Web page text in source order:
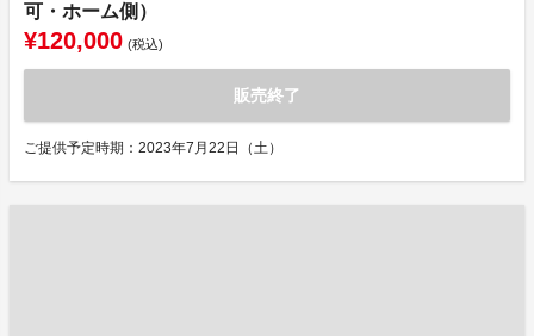
可・ホーム側）
¥120,000 (税込)
販売終了
ご提供予定時期：2023年7月22日（土）